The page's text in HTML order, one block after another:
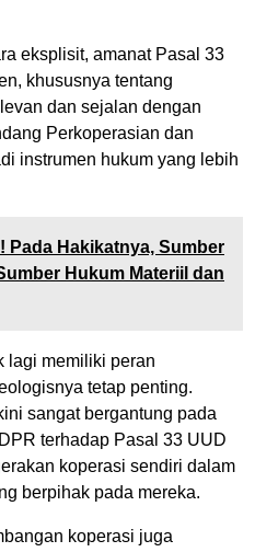
eksplisit, amanat Pasal 33
khususnya tentang
dan sejalan dengan
Perkoperasian dan
instrumen hukum yang lebih
Pada Hakikatnya, Sumber
Hukum Materiil dan
lagi memiliki peran
tetap penting.
sangat bergantung pada
terhadap Pasal 33 UUD
koperasi sendiri dalam
berpihak pada mereka.
koperasi juga